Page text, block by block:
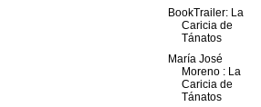
BookTrailer: La
Caricia de
Tánatos
María José
Moreno : La
Caricia de
Tánatos